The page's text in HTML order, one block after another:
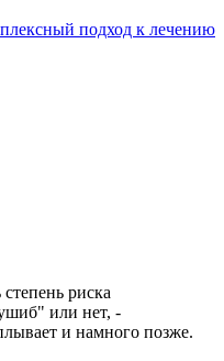
подход к лечению
риска
или нет, -
и намного позже.